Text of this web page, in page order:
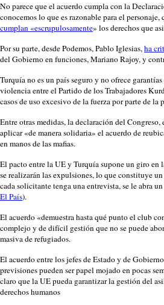
No parece que el acuerdo cumpla con la
conocemos lo que es razonable para el
cumplan «escrupulosamente» los derechos que
Por su parte, desde Podemos, Pablo Iglesias,ha
del Gobierno en funciones, Mariano Rajoy, y
Turquía no es un país seguro y no ofrece
violencia entre el Partido de los Trabajadores
casos de uso excesivo de la fuerza por parte de
Entre otras medidas, la declaración del
aplicar «de manera solidaria» el acuerdo de
en manos de las mafias.
El pacto entre la UE y Turquía supone un giro en
se realizarán las expulsiones, lo que constituye
cada solicitante tenga una entrevista, se le abra
El País).
El acuerdo «demuestra hasta qué punto el club
complejo y de difícil gestión que no se puede
masiva de refugiados.
El acuerdo entre los jefes de Estado y de
previsiones pueden ser papel mojado en pocas
claro que la UE pueda garantizar la gestión del
derechos humanos